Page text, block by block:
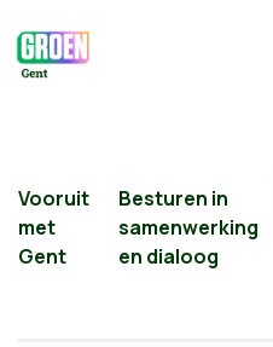
Vooruit
met
Gent
Besturen in
samenwerking
en dialoog